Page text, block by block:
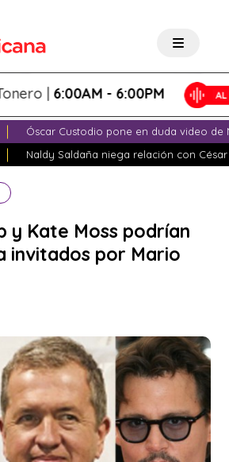
|6:00AM - 6:00PM
Óscar Custodio pone en duda video de
Naldy Saldaña niega relación con
y Kate Moss podrían
invitados por Mario